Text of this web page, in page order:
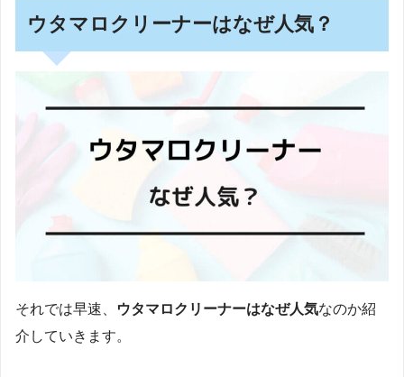
ウタマロクリーナーはなぜ人気？
それでは早速、 ウタマロクリーナーはなぜ人気なのか紹
介していきます。